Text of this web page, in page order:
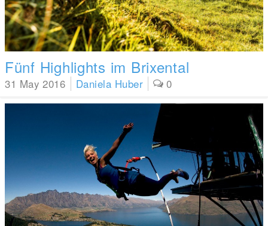
31 May 2016 Daniela Huber 0
Fünf Highlights im Brixental